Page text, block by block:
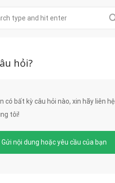
hỏi?
có bất kỳ câu hỏi nào, xin hãy liên hệ
tôi!
Gửi nội dung hoặc yêu cầu của bạn